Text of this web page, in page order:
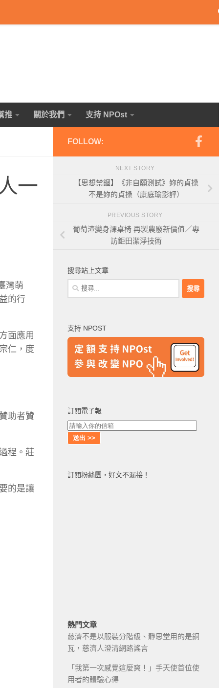
推 關於我們 支持 NPOst
一
灣萌
的行
面應用
仁，度
助者贊
程。莊
的是讓
FOLLOW:
NEXT STORY
【思想禁錮】《非自願測試》妳的貞操
不是妳的貞操（康庭瑜影評）
PREVIOUS STORY
葡萄渣變身課桌椅 再製農廢新價值／專
訪鉅田潔淨技術
搜尋站上文章
搜
尋
字:
支持 NPOST
訂閱電子報
訂閱粉絲團，好文不漏接！
熱門文章
慈濟不是以服裝分階級、靜思堂用的是銅
瓦，慈濟人澄清網路謠言
「我第一次感覺這麼爽！」手天使首位使
用者的體驗心得